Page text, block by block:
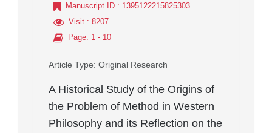
Manuscript ID : 1395122215825303
Visit : 8207
Page: 1 - 10
Article Type: Original Research
A Historical Study of the Origins of
the Problem of Method in Western
Philosophy and its Reflection on the